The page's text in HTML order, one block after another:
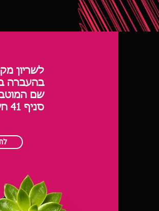
לשריון מקום
בהעברה
שם
סניף 41 חשבון 5496634